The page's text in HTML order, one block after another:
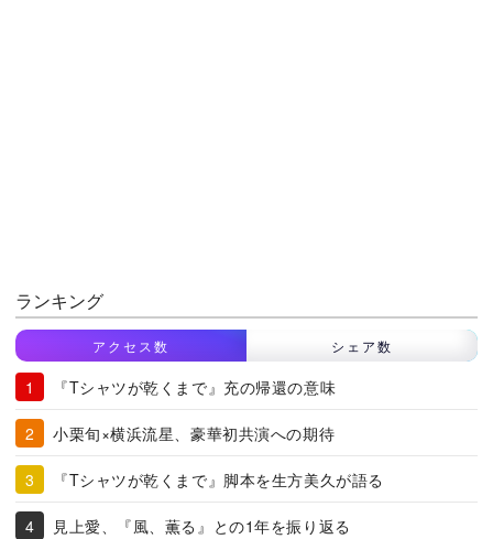
ランキング
アクセス数 シェア数
『Tシャツが乾くまで』充の帰還の意味
小栗旬×横浜流星、豪華初共演への期待
『Tシャツが乾くまで』脚本を生方美久が語る
見上愛、『風、薫る』との1年を振り返る